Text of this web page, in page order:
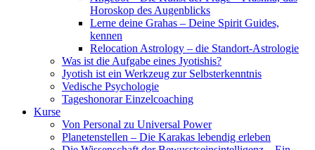
Horoskop des Augenblicks
Lerne deine Grahas – Deine Spirit Guides,
kennen
Relocation Astrology – die Standort-Astrologie
Was ist die Aufgabe eines Jyotishis?
Jyotish ist ein Werkzeug zur Selbsterkenntnis
Vedische Psychologie
Tageshonorar Einzelcoaching
Kurse
Von Personal zu Universal Power
Planetenstellen – Die Karakas lebendig erleben